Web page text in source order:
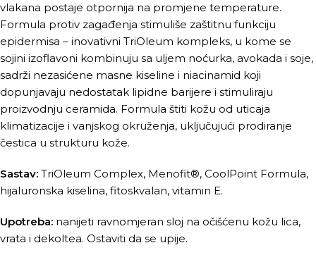
vlakana postaje otpornija na promjene temperature.
Formula protiv zagađenja stimuliše zaštitnu funkciju
epidermisa – inovativni TriOleum kompleks, u kome se
sojini izoflavoni kombinuju sa uljem noćurka, avokada i soje,
sadrži nezasićene masne kiseline i niacinamid koji
dopunjavaju nedostatak lipidne barijere i stimuliraju
proizvodnju ceramida. Formula štiti kožu od uticaja
klimatizacije i vanjskog okruženja, uključujući prodiranje
čestica u strukturu kože.
Sastav: TriOleum Complex, Menofit®, CoolPoint Formula,
hijaluronska kiselina, fitoskvalan, vitamin E.
Upotreba: nanijeti ravnomjeran sloj na očišćenu kožu lica,
vrata i dekoltea. Ostaviti da se upije.